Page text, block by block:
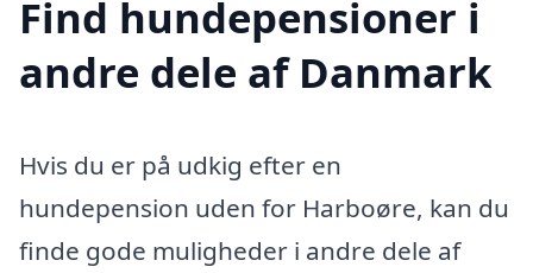
Find hundepensioner i
andre dele af Danmark
Hvis du er på udkig efter en
hundepension uden for Harboøre, kan du
finde gode muligheder i andre dele af